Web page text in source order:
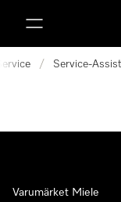
/ Service-
Varumärket Miele